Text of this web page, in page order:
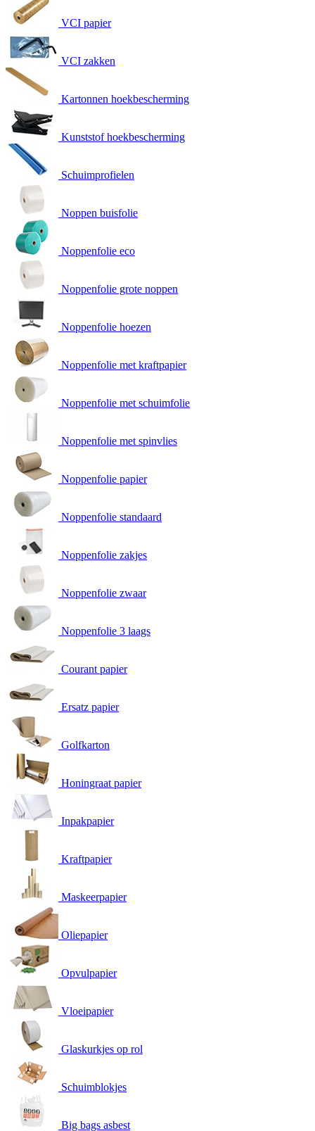
VCI papier
VCI zakken
Kartonnen hoekbescherming
Kunststof hoekbescherming
Schuimprofielen
Noppen buisfolie
Noppenfolie eco
Noppenfolie grote noppen
Noppenfolie hoezen
Noppenfolie met kraftpapier
Noppenfolie met schuimfolie
Noppenfolie met spinvlies
Noppenfolie papier
Noppenfolie standaard
Noppenfolie zakjes
Noppenfolie zwaar
Noppenfolie 3 laags
Courant papier
Ersatz papier
Golfkarton
Honingraat papier
Inpakpapier
Kraftpapier
Maskeerpapier
Oliepapier
Opvulpapier
Vloeipapier
Glaskurkjes op rol
Schuimblokjes
Big bags asbest